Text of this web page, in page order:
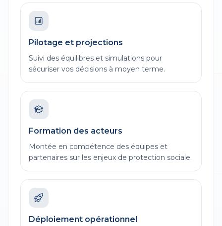
Pilotage et projections
Suivi des équilibres et simulations pour
sécuriser vos décisions à moyen terme.
Formation des acteurs
Montée en compétence des équipes et
partenaires sur les enjeux de protection sociale.
Déploiement opérationnel